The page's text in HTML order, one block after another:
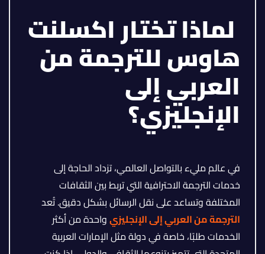
لماذا تختار اكسلنت
هاوس للترجمة من
العربي إلى
الإنجليزي؟
في عالم مليء بالتواصل العالمي، تزداد الحاجة إلى
خدمات الترجمة الاحترافية التي تربط بين الثقافات
المختلفة وتساعد على نقل الرسائل بشكل دقيق. تُعد
الترجمة من العربي إلى الإنجليزيواحدة من أكثر
الخدمات طلبًا، خاصة في دولة مثل الإمارات العربية